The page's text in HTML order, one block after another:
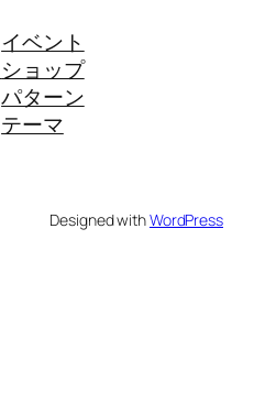
イベント
ショップ
パターン
テーマ
Designed withWordPress